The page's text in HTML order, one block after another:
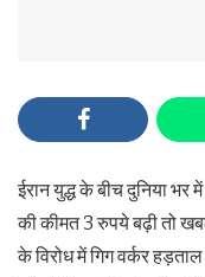
ईरान युद्ध के बीच दुनिया भर
की कीमत 3 रुपये बढ़ी तो
के विरोध में गिग वर्कर